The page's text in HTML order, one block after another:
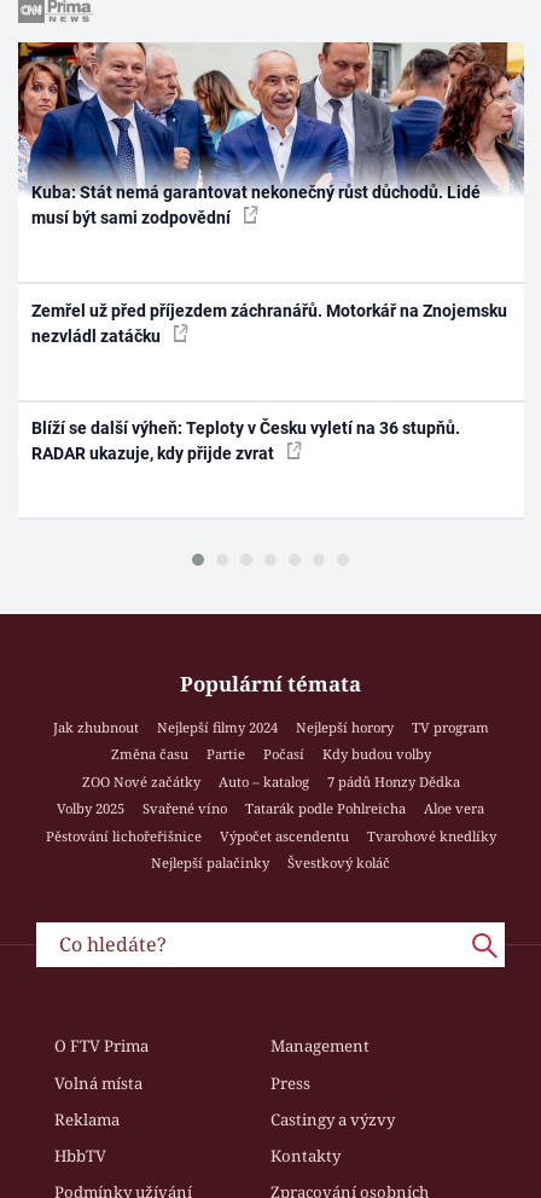
Kuba: Stát nemá garantovat nekonečný růst důchodů. Lidé
musí být sami zodpovědní
Zemřel už před příjezdem záchranářů. Motorkář na Znojemsku
nezvládl zatáčku
Blíží se další výheň: Teploty v Česku vyletí na 36 stupňů.
RADAR ukazuje, kdy přijde zvrat
Populární témata
Jak zhubnout Nejlepší filmy 2024 Nejlepší horory
TV program
Změna času
Partie Počasí
Kdy budou volby
ZOO Nové začátky
Auto – katalog
7 pádů Honzy Dědka
Volby 2025
Svařené víno Tatarák podle Pohlreicha
Aloe vera
Pěstování lichořeřišnice
Výpočet ascendentu
Tvarohové knedlíky
Nejlepší palačinky
Švestkový koláč
O FTV Prima
Management
Volná místa
Press
Reklama
Castingy a výzvy
HbbTV
Kontakty
Podmínky užívání
Zpracování osobních